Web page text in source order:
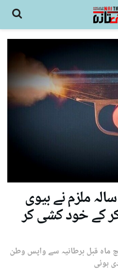
ملزم نے بیوی
کے خود کشی کر
ماہ قبل برطانیہ سے واپس وطن
ہوئی